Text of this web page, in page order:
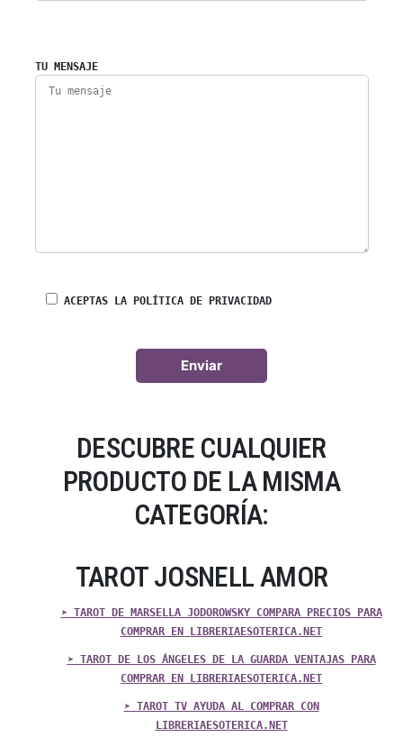
TU MENSAJE
ACEPTAS LA POLÍTICA DE PRIVACIDAD
DESCUBRE CUALQUIER
PRODUCTO DE LA MISMA
CATEGORÍA:
TAROT JOSNELL AMOR
➤ TAROT DE MARSELLA JODOROWSKY COMPARA PRECIOS PARA
COMPRAR EN LIBRERIAESOTERICA.NET
➤ TAROT DE LOS ÁNGELES DE LA GUARDA VENTAJAS PARA
COMPRAR EN LIBRERIAESOTERICA.NET
➤ TAROT TV AYUDA AL COMPRAR CON
LIBRERIAESOTERICA.NET